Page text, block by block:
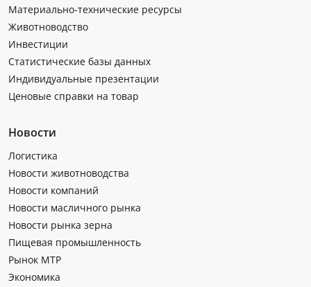
Материально-технические ресурсы
Животноводство
Инвестиции
Статистические базы данных
Индивидуальные презентации
Ценовые справки на товар
Новости
Логистика
Новости животноводства
Новости компаний
Новости масличного рынка
Новости рынка зерна
Пищевая промышленность
Рынок МТР
Экономика